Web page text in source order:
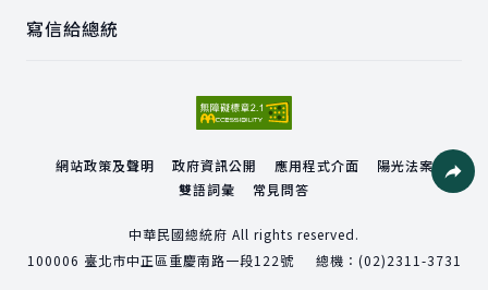
寫信給總統
網站政策及聲明 政府資訊公開 應用程式介面
陽光法案
雙語詞彙
常見問答
中華民國總統府 All rights reserved.
100006 臺北市中正區重慶南路一段122號 總機： (02)2311-3731